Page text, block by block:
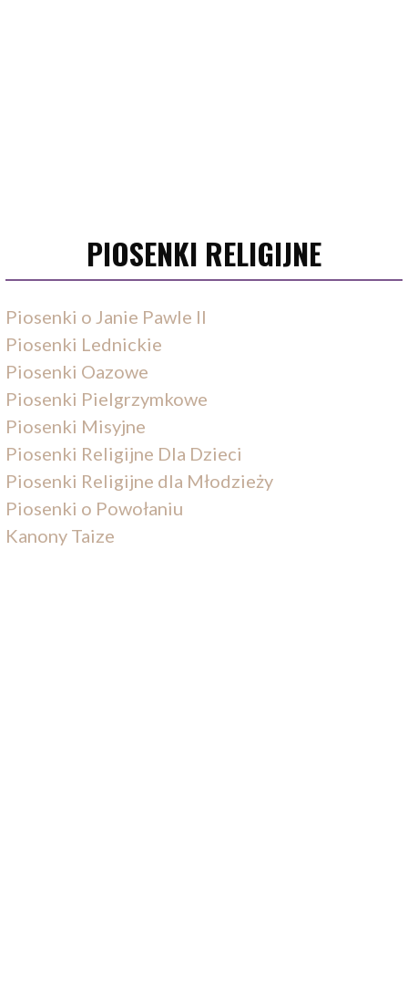
PIOSENKI RELIGIJNE
Piosenki o Janie Pawle II
Piosenki Lednickie
Piosenki Oazowe
Piosenki Pielgrzymkowe
Piosenki Misyjne
Piosenki Religijne Dla Dzieci
Piosenki Religijne dla Młodzieży
Piosenki o Powołaniu
Kanony Taize